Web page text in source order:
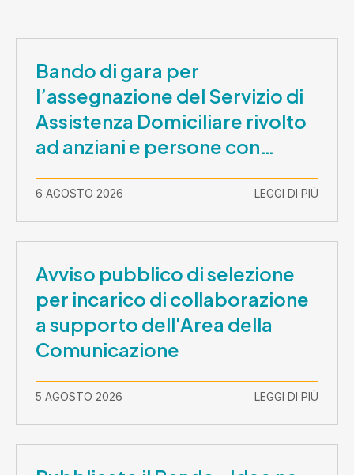
Bando di gara per
l’assegnazione del Servizio di
Assistenza Domiciliare rivolto
ad anziani e persone con
2026-30 settembre 2029
6 AGOSTO 2026 LEGGI DI PIÙ
Avviso pubblico di selezione
per incarico di collaborazione
a supporto dell'Area della
Comunicazione
5 AGOSTO 2026 LEGGI DI PIÙ